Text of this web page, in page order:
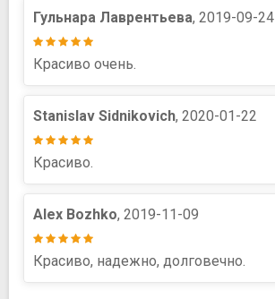
Гульнара Лаврентьева, 2019-09-24
Красиво очень.
Stanislav Sidnikovich, 2020-01-22
Красиво.
Alex Bozhko, 2019-11-09
Красиво, надежно, долговечно.